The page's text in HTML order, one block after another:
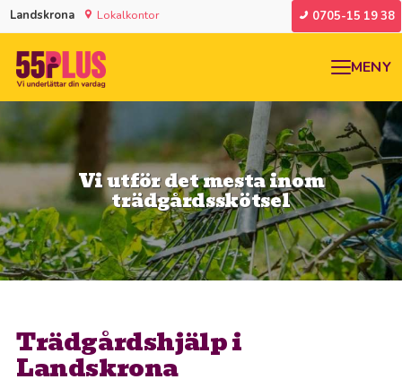
Landskrona Lokalkontor 0705-15 19 38
MENY
Vi utför det mesta inom
trädgårdsskötsel
Trädgårdshjälp i
Landskrona